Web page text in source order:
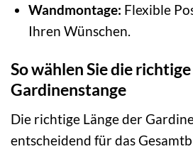
Wandmontage: Flexible
Ihren Wünschen.
So wählen Sie die
Gardinenstange
Die richtige Länge der
entscheidend für das